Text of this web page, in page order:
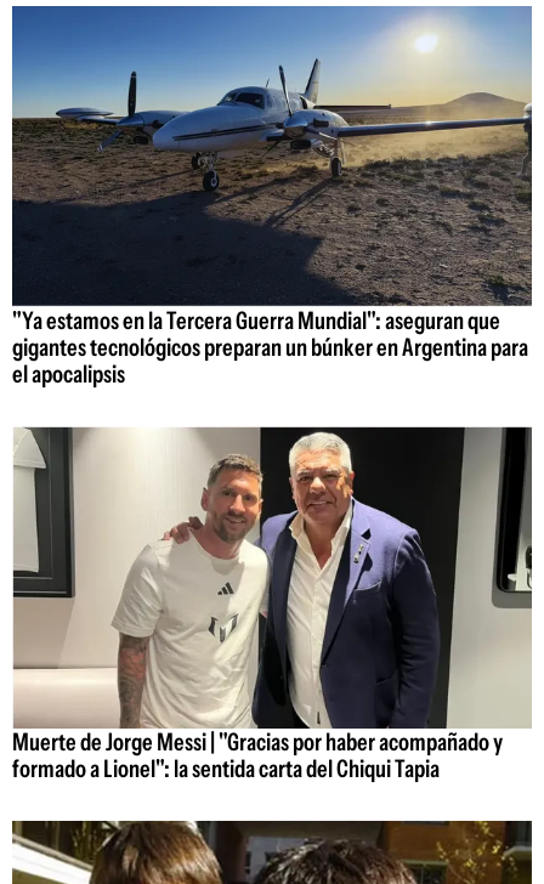
"Ya estamos en la Tercera Guerra Mundial": aseguran que
gigantes tecnológicos preparan un búnker en Argentina para
el apocalipsis
Muerte de Jorge Messi | "Gracias por haber acompañado y
formado a Lionel": la sentida carta del Chiqui Tapia